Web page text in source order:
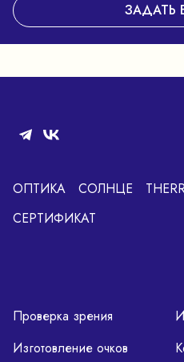
ЗАДАТЬ
ОПТИКА СОЛНЦЕ
СЕРТИФИКАТ
Проверка зрения
Изготовление очков